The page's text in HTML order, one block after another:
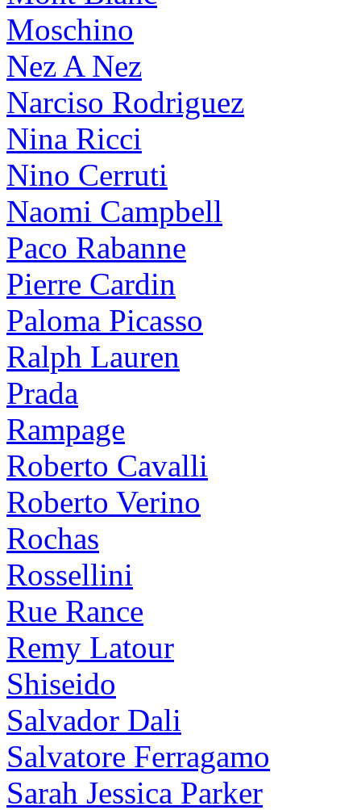
Moschino
Nez A Nez
Narciso Rodriguez
Nina Ricci
Nino Cerruti
Naomi Campbell
Paco Rabanne
Pierre Cardin
Paloma Picasso
Ralph Lauren
Prada
Rampage
Roberto Cavalli
Roberto Verino
Rochas
Rossellini
Rue Rance
Remy Latour
Shiseido
Salvador Dali
Salvatore Ferragamo
Sarah Jessica Parker